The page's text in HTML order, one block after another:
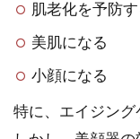
肌老化を予防す
美肌になる
小顔になる
特に、エイジング